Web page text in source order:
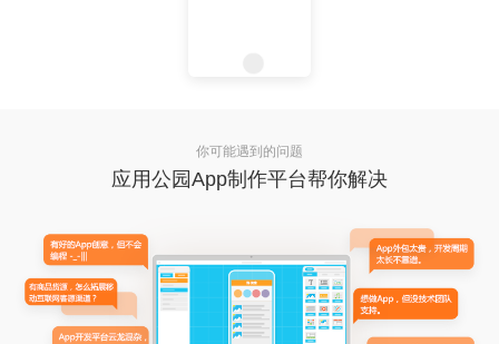
你可能遇到的问题
应用公园App制作平台帮你解决